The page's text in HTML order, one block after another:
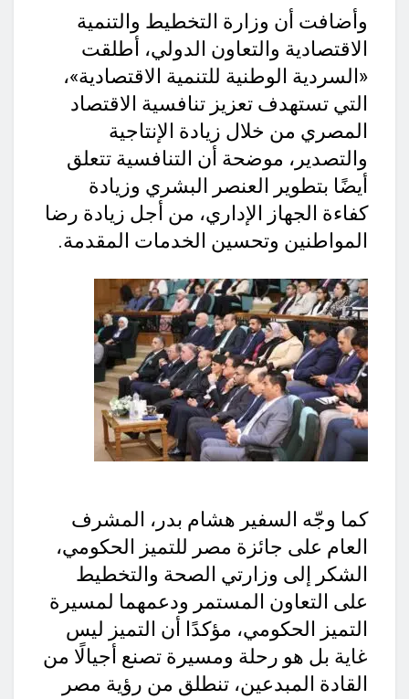
وأضافت أن وزارة التخطيط والتنمية
الاقتصادية والتعاون الدولي، أطلقت
«السردية الوطنية للتنمية الاقتصادية»،
التي تستهدف تعزيز تنافسية الاقتصاد
المصري من خلال زيادة الإنتاجية
والتصدير، موضحة أن التنافسية تتعلق
أيضًا بتطوير العنصر البشري وزيادة
كفاءة الجهاز الإداري، من أجل زيادة رضا
المواطنين وتحسين الخدمات المقدمة.
كما وجّه السفير هشام بدر، المشرف
العام على جائزة مصر للتميز الحكومي،
الشكر إلى وزارتي الصحة والتخطيط
على التعاون المستمر ودعمهما لمسيرة
التميز الحكومي، مؤكدًا أن التميز ليس
غاية بل هو رحلة ومسيرة تصنع أجيالًا من
القادة المبدعين، تنطلق من رؤية مصر